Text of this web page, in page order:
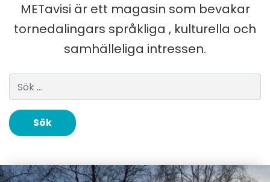
METavisi är ett magasin som bevakar
tornedalingars språkliga , kulturella och
samhälleliga intressen.
Sök efter: